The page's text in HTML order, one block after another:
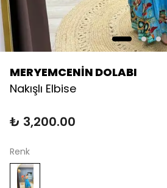
MERYEMCENİN DOLABI
Nakışlı Elbise
₺ 3,200.00
Renk